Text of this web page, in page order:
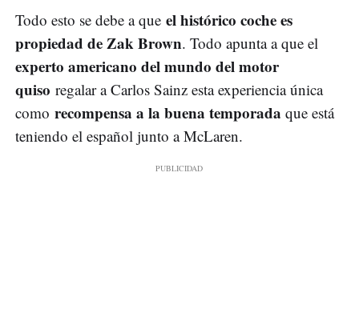
Todo esto se debe a que el histórico coche es
propiedad de Zak Brown. Todo apunta a que el
experto americano del mundo del motor
quiso regalar a Carlos Sainz esta experiencia única
como recompensa a la buena temporada que está
teniendo el español junto a McLaren.